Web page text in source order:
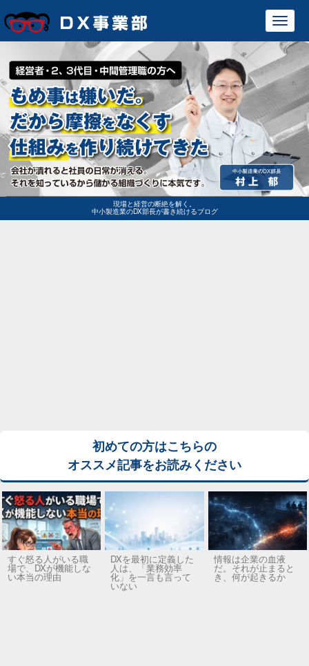
現場と経営の断絶を解く。
中小製造業のDX部長が書き続けるブログ
初めての方はこちらの
オススメ記事をお読みください
すぐ怒る人がいる職
場で、DXが機能しな
い本当の理由
DXを最初に定義した
人は、「業務効率
化」を一言も言って
いない
情報は企業の血液
だ。それが止まると
き、何が起きるか